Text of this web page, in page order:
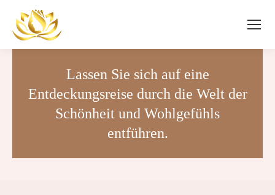
Lassen Sie sich auf eine
Entdeckungsreise durch die Welt der
Schönheit und Wohlgefühls
entführen.